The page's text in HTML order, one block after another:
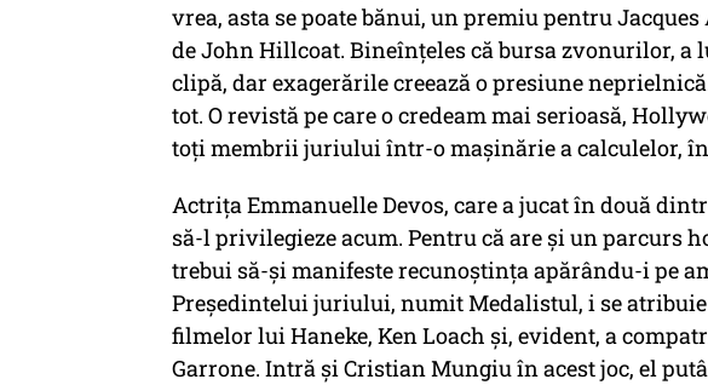
vrea, asta se poate bănui, un premiu pentru
de John Hillcoat. Bineînțeles că bursa zvonurilor, a
clipă, dar exagerările creează o presiune
tot. O revistă pe care o credeam mai serioasă,
toți membrii juriului într-o mașinărie a calculelor,
Actrița Emmanuelle Devos, care a jucat în două
să-l privilegieze acum. Pentru că are și un parcurs
trebui să-și manifeste recunoștința apărându-i pe
Președintelui juriului, numit Medalistul, i se
filmelor lui Haneke, Ken Loach și, evident, a
Garrone. Intră și Cristian Mungiu în acest joc, el